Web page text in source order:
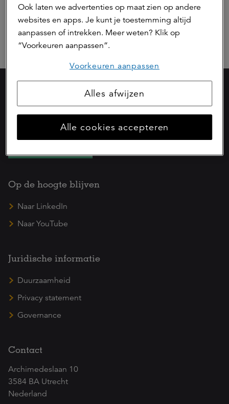
Bezoek de kennisbank
Onderdeel van
Op de hoogte blijven
Naar LinkedIn
Naar YouTube
Juridische informatie
Duurzaamheid
Privacy statement
Governance
Contact
Archimedeslaan 10
3584 BA Utrecht
Nederland
Ook laten we advertenties op maat zien op andere
websites en apps. Je kunt je toestemming altijd
aanpassen of intrekken. Meer weten? Klik op
“Voorkeuren aanpassen”.
Voorkeuren aanpassen
Alles afwijzen
Alle cookies accepteren